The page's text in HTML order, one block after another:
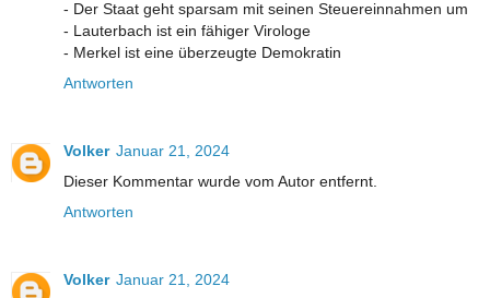
- Der Staat geht sparsam mit seinen Steuereinnahmen um
- Lauterbach ist ein fähiger Virologe
- Merkel ist eine überzeugte Demokratin
Antworten
Volker Januar 21, 2024
Dieser Kommentar wurde vom Autor entfernt.
Antworten
Volker Januar 21, 2024